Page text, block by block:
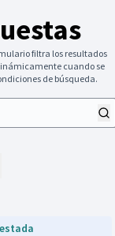
filtra los resultados
cuando se
de búsqueda.